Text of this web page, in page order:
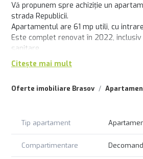
Oferte imobiliare Brasov
Vă propunem spre achiziție un
strada Republicii.
Apartamentul are 61 mp utili, cu
Este complet renovat în 2022,
sanitare.
La subsol are un beci spațios, înalt, cu
Din bucătărie pe o scară rabatabilă se
alți colocatari.
deține 21,5 % din părțile de uz comun,
de 385 mp.
Citește mai mult
Tip apartament
Compartimentare